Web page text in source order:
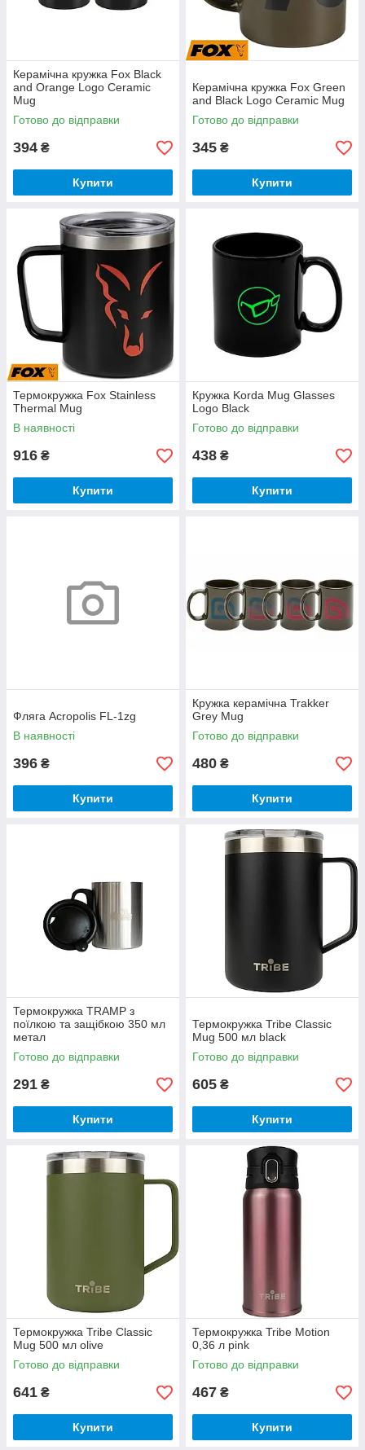
Керамічна кружка Fox Black
and Orange Logo Ceramic
Mug
Готово до відправки
394 ₴
Купити
Керамічна кружка Fox Green
and Black Logo Ceramic Mug
Готово до відправки
345 ₴
Купити
Термокружка Fox Stainless
Thermal Mug
В наявності
916 ₴
Купити
Кружка Korda Mug Glasses
Logo Black
Готово до відправки
438 ₴
Купити
Фляга Acropolis FL-1zg
В наявності
396 ₴
Купити
Кружка керамічна Trakker
Grey Mug
Готово до відправки
480 ₴
Купити
Термокружка TRAMP з
поїлкою та защібкою 350 мл
метал
Готово до відправки
291 ₴
Купити
Термокружка Tribe Classic
Mug 500 мл black
Готово до відправки
605 ₴
Купити
Термокружка Tribe Classic
Mug 500 мл olive
Готово до відправки
641 ₴
Купити
Термокружка Tribe Motion
0,36 л pink
Готово до відправки
467 ₴
Купити